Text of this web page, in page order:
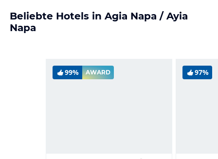
Beliebte Hotels in Agia Napa / Ayia
Napa
99% AWARD 97%